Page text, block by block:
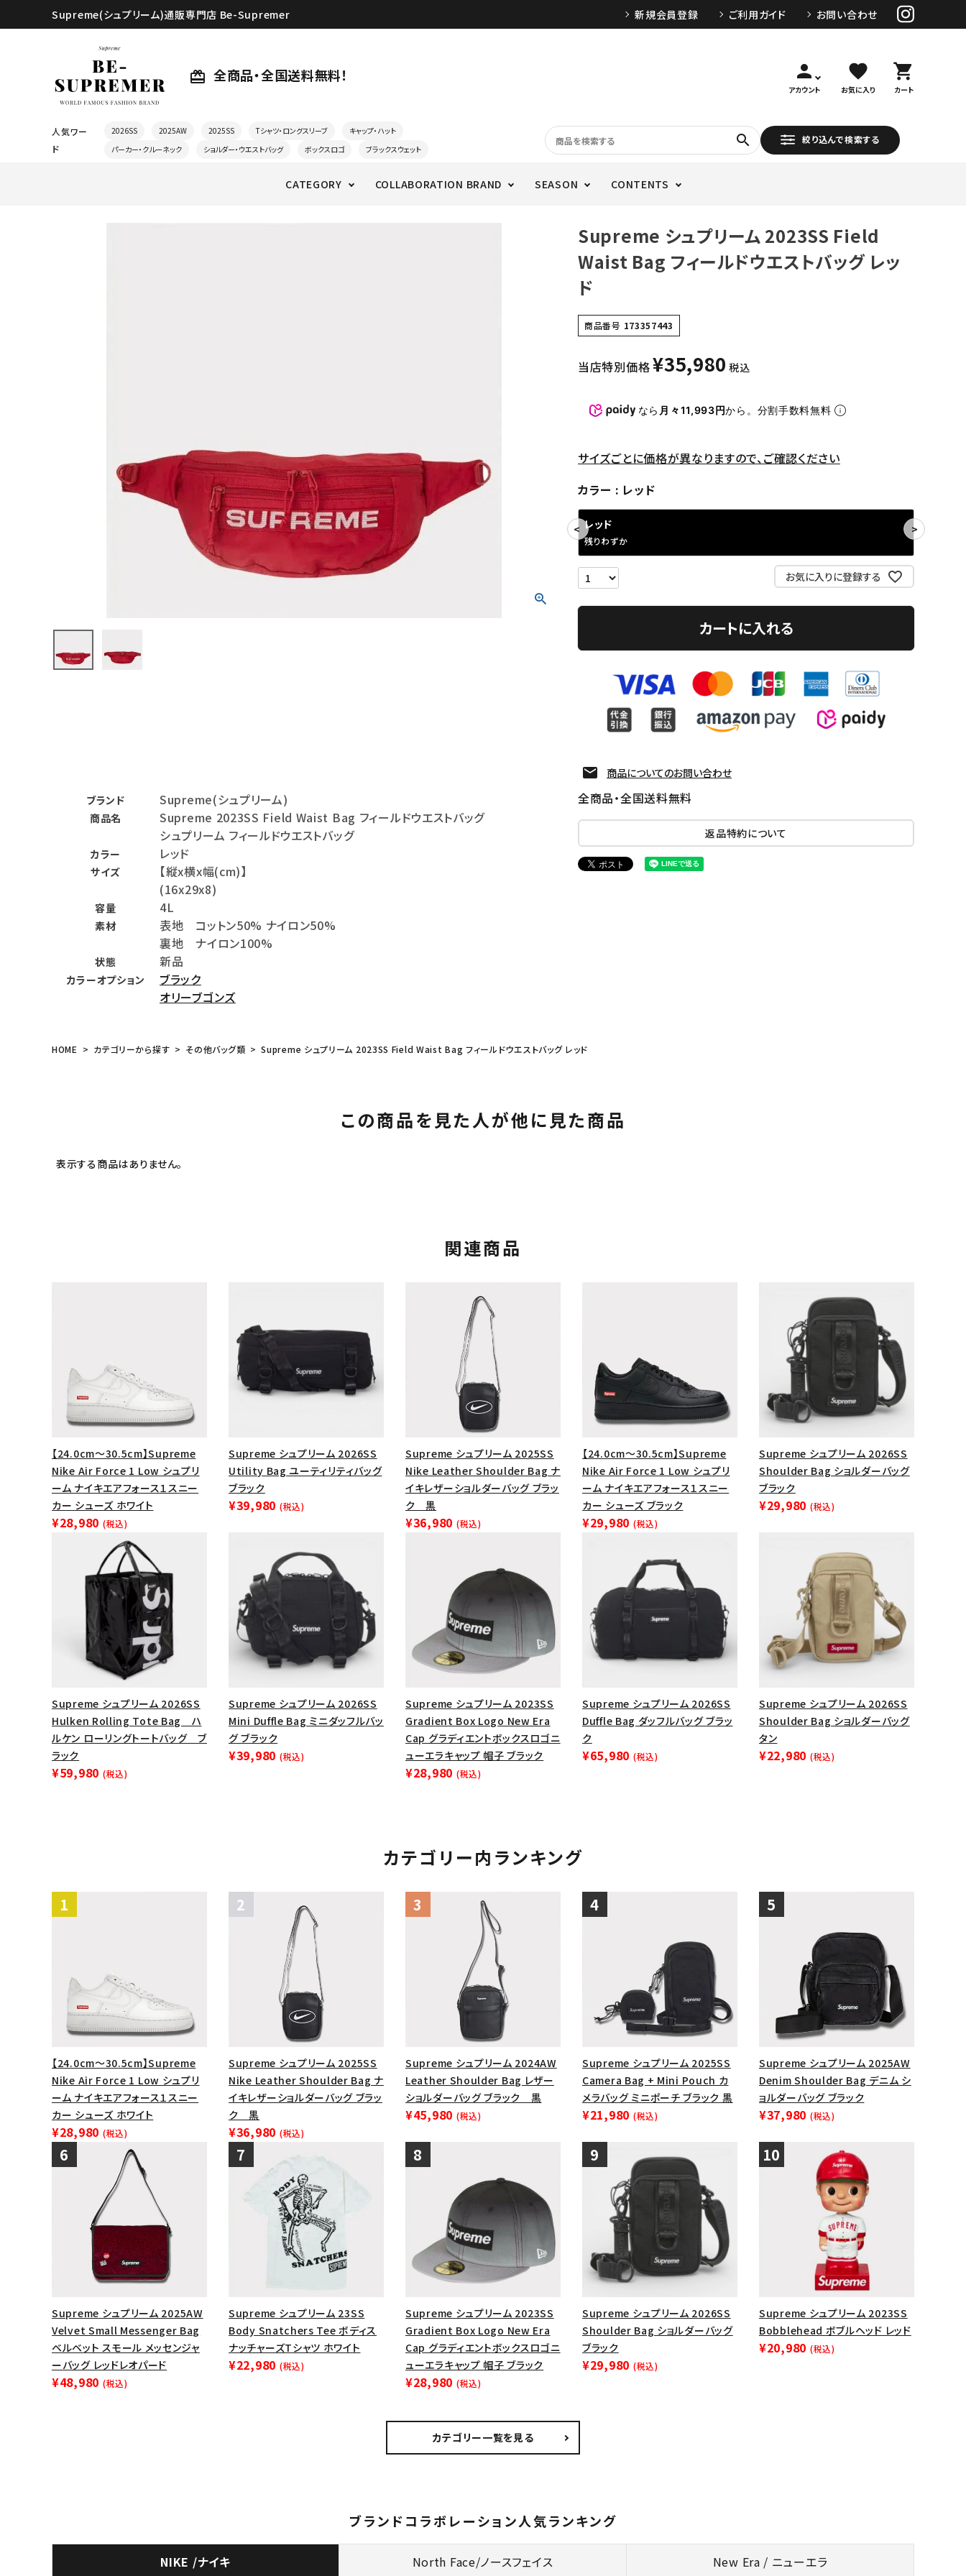
Supreme(シュプリーム)通販専門店 Be-Supremer 新規会員登録 ご利用ガイド お問い合わせ
card_giftcard 全商品・全国送料無料！ person
アカウント
favorite
お気に入り
shopping_cart
カート
人気ワー
ド
2026SS 2025AW 2025SS Tシャツ・ロングスリーブ
キャップ・ハット
パーカー・クルーネック
ショルダー・ウエストバッグ ボックスロゴ ブラックスウェット
search 絞り込んで検索する
CATEGORY COLLABORATION BRAND SEASON CONTENTS
search
カテゴリーから探す コラボレーションブランドから探す
シーズンから探す 価格から探す
円
人気ワード
2026SS 2025AW
2025SS
Tシャツ・ロングスリーブ
パーカー・クルーネック
在庫のない商品を表示する
絞り込んで検索する
バックパック・リュック
COLLABORATION BRAND
ACCOUNT MENU
person 会員登録
ブランド Supreme(シュプリーム)
商品名
Supreme 2023SS Field Waist Bag フィールドウエストバッグ
シュプリーム フィールドウエストバッグ
カラー レッド
サイズ
【縦x横x幅(cm)】
(16x29x8)
容量 4L
素材
表地 コットン50% ナイロン50%
裏地 ナイロン100%
状態 新品
カラーオプション
ブラック
オリーブゴンズ
Supreme シュプリーム 2023SS Field
Waist Bag フィールドウエストバッグ レッ
ド
商品番号 173357443
当店特別価格¥35,980 税込
なら 月々11,993円から。分割手数料無料
サイズごとに価格が異なりますので、ご確認ください
カラー
レッド
レッド
残りわずか
お気に入りに登録する
カートに入れる
商品についてのお問い合わせ
全商品・全国送料無料
返品特約について
HOME カテゴリーから探す その他バッグ類 Supreme シュプリーム 2023SS Field Waist Bag フィールドウエストバッグ レッド
この商品を見た人が他に見た商品
表示する商品はありません。
関連商品
【24.0cm～30.5cm】Supreme
Nike Air Force 1 Low シュプリ
ーム ナイキエアフォース１スニー
カー シューズ ホワイト
¥28,980 (税込)
Supreme シュプリーム 2026SS
Utility Bag ユーティリティバッグ
ブラック
¥39,980 (税込)
Supreme シュプリーム 2025SS
Nike Leather Shoulder Bag ナ
イキレザーショルダーバッグ ブラッ
ク 黒
¥36,980 (税込)
【24.0cm～30.5cm】Supreme
Nike Air Force 1 Low シュプリ
ーム ナイキエアフォース１スニー
カー シューズ ブラック
¥29,980 (税込)
Supreme シュプリーム 2026SS
Shoulder Bag ショルダーバッグ
ブラック
¥29,980 (税込)
Supreme シュプリーム 2026SS
Hulken Rolling Tote Bag ハ
ルケン ローリングトートバッグ ブ
ラック
¥59,980 (税込)
Supreme シュプリーム 2026SS
Mini Duffle Bag ミニダッフルバッ
グ ブラック
¥39,980 (税込)
Supreme シュプリーム 2023SS
Gradient Box Logo New Era
Cap グラディエントボックスロゴニ
ューエラキャップ 帽子 ブラック
¥28,980 (税込)
Supreme シュプリーム 2026SS
Duffle Bag ダッフルバッグ ブラッ
ク
¥65,980 (税込)
Supreme シュプリーム 2026SS
Shoulder Bag ショルダーバッグ
タン
¥22,980 (税込)
カテゴリー内ランキング
【24.0cm～30.5cm】Supreme
Nike Air Force 1 Low シュプリ
ーム ナイキエアフォース１スニー
カー シューズ ホワイト
¥28,980 (税込)
Supreme シュプリーム 2025SS
Nike Leather Shoulder Bag ナ
イキレザーショルダーバッグ ブラッ
ク 黒
¥36,980 (税込)
Supreme シュプリーム 2024AW
Leather Shoulder Bag レザー
ショルダーバッグ ブラック 黒
¥45,980 (税込)
Supreme シュプリーム 2025SS
Camera Bag + Mini Pouch カ
メラバッグ ミニポーチ ブラック 黒
¥21,980 (税込)
Supreme シュプリーム 2025AW
Denim Shoulder Bag デニム シ
ョルダーバッグ ブラック
¥37,980 (税込)
Supreme シュプリーム 2025AW
Velvet Small Messenger Bag
ベルベット スモール メッセンジャ
ーバッグ レッドレオパード
¥48,980 (税込)
Supreme シュプリーム 23SS
Body Snatchers Tee ボディス
ナッチャーズTシャツ ホワイト
¥22,980 (税込)
Supreme シュプリーム 2023SS
Gradient Box Logo New Era
Cap グラディエントボックスロゴニ
ューエラキャップ 帽子 ブラック
¥28,980 (税込)
Supreme シュプリーム 2026SS
Shoulder Bag ショルダーバッグ
ブラック
¥29,980 (税込)
Supreme シュプリーム 2023SS
Bobblehead ボブルヘッド レッド
¥20,980 (税込)
カテゴリー一覧を見る
ブランドコラボレーション人気ランキング
NIKE /ナイキ North Face/ノースフェイス New Era / ニューエラ